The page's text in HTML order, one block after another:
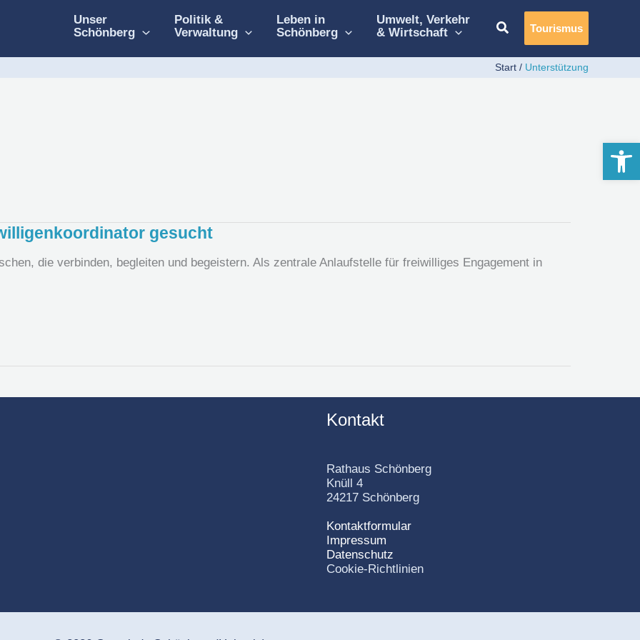
Unser
Schönberg
Politik &
Verwaltung
Leben in
Schönberg
Umwelt, Verkehr
& Wirtschaft
Tourismus
Start Unterstützung
gesucht
die verbinden, begleiten und begeistern. Als zentrale Anlaufstelle für freiwilliges Engagement in
Kontakt
Rathaus Schönberg
Knüll 4
24217 Schönberg
Kontaktformular
Impressum
Datenschutz
Cookie-Richtlinien